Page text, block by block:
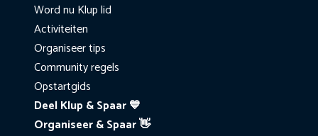
Word nu Klup lid
Activiteiten
Organiseer tips
Community regels
Opstartgids
Deel Klup & Spaar 💙
Organiseer & Spaar 👋